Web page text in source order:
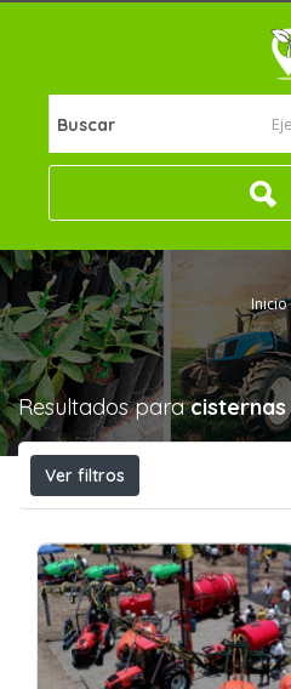
Buscar
Inicio
Resultados paracisternas
Ver filtros